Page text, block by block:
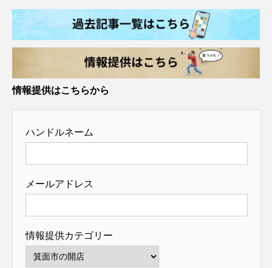
情報提供はこちらから
ハンドルネーム
メールアドレス
情報提供カテゴリー